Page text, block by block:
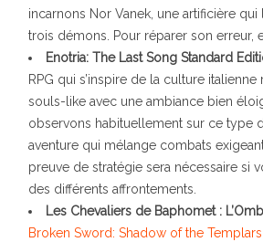
incarnons Nor Vanek, une artificière
trois démons. Pour réparer son erreur,
Enotria: The Last Song Standard
RPG qui s’inspire de la culture
souls-like avec une ambiance bien
observons habituellement sur ce type
aventure qui mélange combats
preuve de stratégie sera nécessaire si
des différents affrontements.
Les Chevaliers de Baphomet :
Broken Sword: Shadow of the Templars